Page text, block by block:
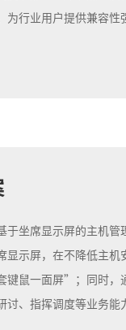
为行业用户提供兼容
于坐席显示屏的主机
显示屏，在不降低主
鼠一面屏”；同时，
、指挥调度等业务能